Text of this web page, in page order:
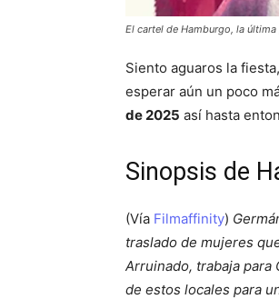
El cartel de Hamburgo, la
Siento aguaros la
esperar aún un poco
de 2025 así hasta
Sinopsis de
(Vía Filmaffinity)
traslado de mujeres
Arruinado, trabaja para
de estos locales para